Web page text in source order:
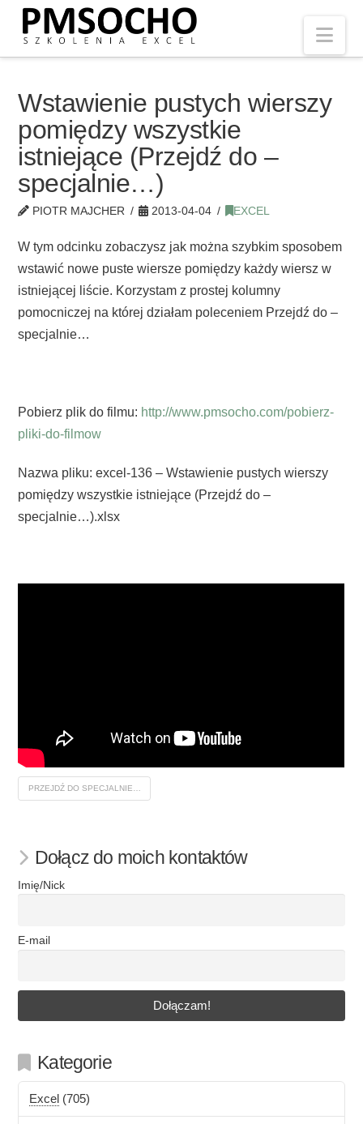
Wstawienie pustych wierszy
pomiędzy wszystkie
istniejące (Przejdź do –
specjalnie…)
PIOTR MAJCHER 2013-04-04 EXCEL
W tym odcinku zobaczysz jak można szybkim sposobem
wstawić nowe puste wiersze pomiędzy każdy wiersz w
istniejącej liście. Korzystam z prostej kolumny
pomocniczej na której działam poleceniem Przejdź do –
specjalnie…
Pobierz plik do filmu: http://www.pmsocho.com/pobierz-
pliki-do-filmow
Nazwa pliku: excel-136 – Wstawienie pustych wierszy
pomiędzy wszystkie istniejące (Przejdź do –
specjalnie…).xlsx
PRZEJDŹ DO SPECJALNIE…
Dołącz do moich kontaktów
Imię/Nick
E-mail
Kategorie
Excel (705)